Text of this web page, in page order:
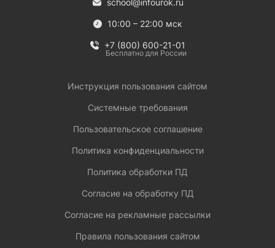
school@infourok.ru
10:00 – 22:00 мск
+7 (800) 600-21-01
Бесплатно для России
Инструкция пользования сайтом
Системные требования
Пользовательское соглашение
Политика конфиденциальности
Политика обработки ПД
Согласие на обработку ПД
Согласие на рекламные рассылки
Правила пользования сайтом